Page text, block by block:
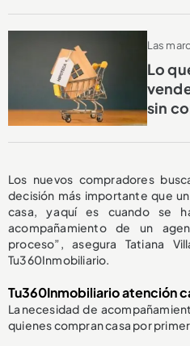
Las
Lo
sin
Los nuevos compradores
decisión más importante que
casa, y aquí es cuando se
acompañamiento de un
proceso”, asegura Tatiana
Tu360Inmobiliario.
Tu360Inmobiliario atención
La necesidad de
quienes compran casa por